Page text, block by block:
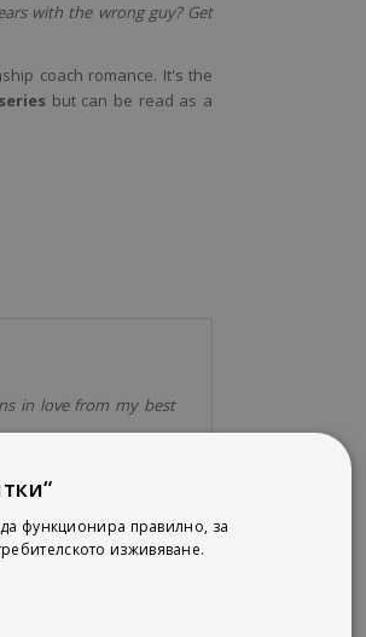
with the wrong guy? Get
coach romance. It's the
but can be read as a
in love from my best
flirting lessons and
me picking up other
функционира правилно, за
изживяване.